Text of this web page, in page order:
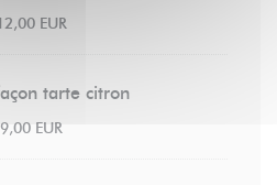
EUR
tarte citron
9,00 EUR